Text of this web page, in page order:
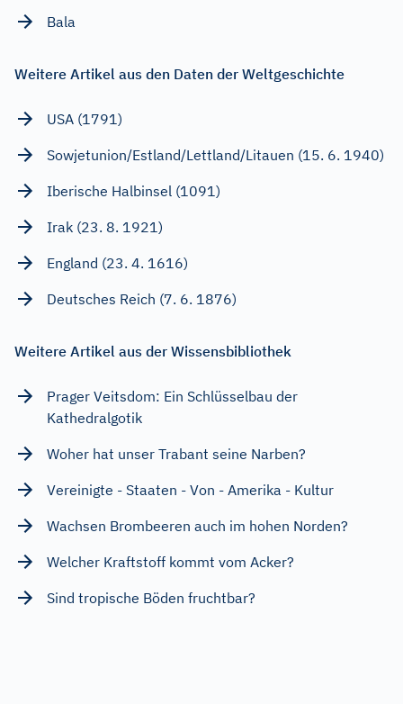
Bala
Weitere Artikel aus den Daten der Weltgeschichte
USA (1791)
Sowjetunion/Estland/Lettland/Litauen (15. 6. 1940)
Iberische Halbinsel (1091)
Irak (23. 8. 1921)
England (23. 4. 1616)
Deutsches Reich (7. 6. 1876)
Weitere Artikel aus der Wissensbibliothek
Prager Veitsdom: Ein Schlüsselbau der
Kathedralgotik
Woher hat unser Trabant seine Narben?
Vereinigte - Staaten - Von - Amerika - Kultur
Wachsen Brombeeren auch im hohen Norden?
Welcher Kraftstoff kommt vom Acker?
Sind tropische Böden fruchtbar?